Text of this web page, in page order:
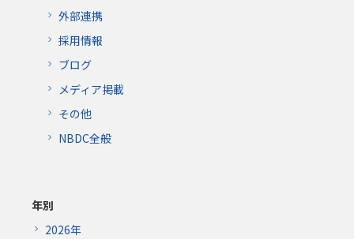
外部連携
採用情報
ブログ
メディア掲載
その他
NBDC全般
年別
2026年